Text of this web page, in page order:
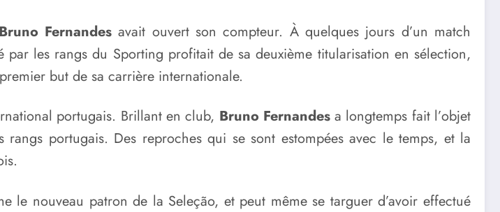
Bruno Fernandes avait ouvert son compteur. À quelques jours d’un match
par les rangs du Sporting profitait de sa deuxième titularisation en sélection,
but de sa carrière internationale.
portugais. Brillant en club, Bruno Fernandesa longtemps fait l’objet
portugais. Des reproches qui se sont estompées avec le temps, et la
le nouveau patron de la Seleção, et peut même se targuer d’avoir effectué